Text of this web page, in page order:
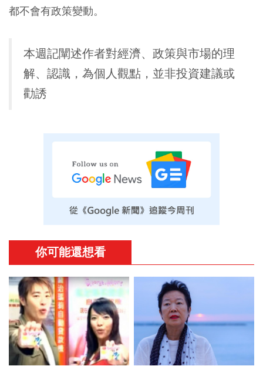
都不會有政策變動。
本週記闡述作者對經濟、政策與市場的理
解、認識，為個人觀點，並非投資建議或
勸誘